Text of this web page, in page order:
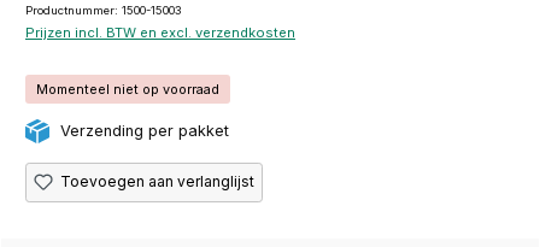
Productnummer: 1500-15003
Prijzen incl. BTW en excl. verzendkosten
Momenteel niet op voorraad
Verzending per pakket
Toevoegen aan verlanglijst